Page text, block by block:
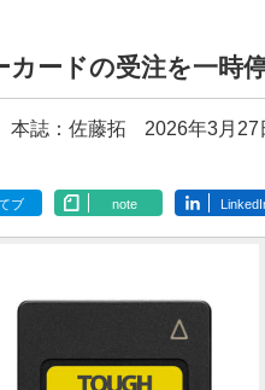
ードの受注を一時
本誌：佐藤拓 2026年3月27
ブ note